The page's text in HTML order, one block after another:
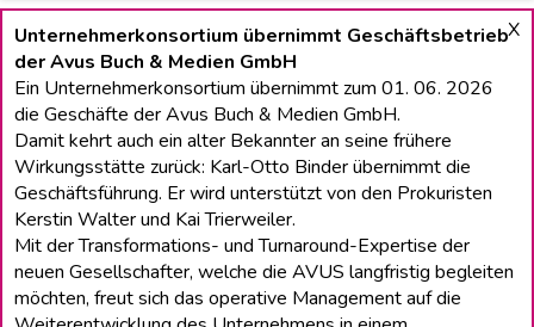
X
Unternehmerkonsortium übernimmt Geschäftsbetrieb
der Avus Buch & Medien GmbH
Ein Unternehmerkonsortium übernimmt zum 01. 06. 2026
die Geschäfte der Avus Buch & Medien GmbH.
Damit kehrt auch ein alter Bekannter an seine frühere
Wirkungsstätte zurück: Karl-Otto Binder übernimmt die
Geschäftsführung. Er wird unterstützt von den Prokuristen
Kerstin Walter und Kai Trierweiler.
Mit der Transformations- und Turnaround-Expertise der
neuen Gesellschafter, welche die AVUS langfristig begleiten
möchten, freut sich das operative Management auf die